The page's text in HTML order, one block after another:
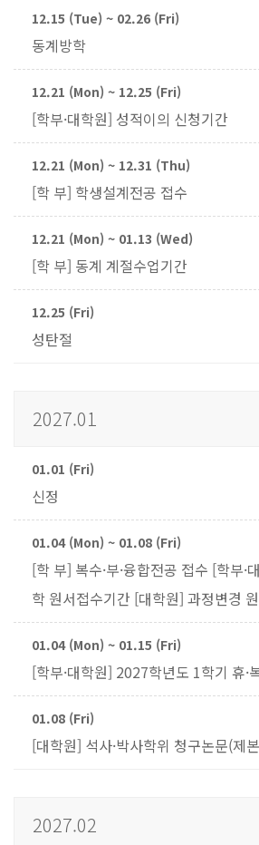
12.15 (Tue) ~ 02.26 (Fri)
동계방학
12.21 (Mon) ~ 12.25 (Fri)
[학부·대학원] 성적이의 신청기간
12.21 (Mon) ~ 12.31 (Thu)
[학 부] 학생설계전공 접수
12.21 (Mon) ~ 01.13 (Wed)
[학 부] 동계 계절수업기간
12.25 (Fri)
성탄절
2027.01
01.01 (Fri)
신정
01.04 (Mon) ~ 01.08 (Fri)
[학 부] 복수·부·융합전공 접수 [학부·
학 원서접수기간 [대학원] 과정변경
01.04 (Mon) ~ 01.15 (Fri)
[학부·대학원] 2027학년도 1학기 휴·
01.08 (Fri)
[대학원] 석사·박사학위 청구논문(제
2027.02